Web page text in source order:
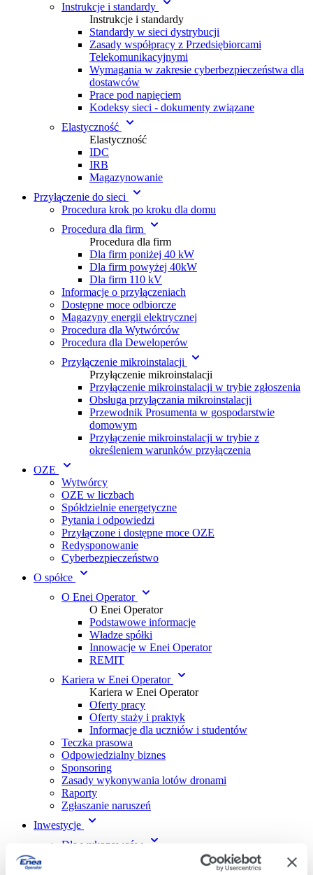
Instrukcje i standardy
Instrukcje i standardy
Standardy w sieci dystrybucji
Zasady współpracy z Przedsiębiorcami
Telekomunikacyjnymi
Wymagania w zakresie cyberbezpieczeństwa dla
dostawców
Prace pod napięciem
Kodeksy sieci - dokumenty związane
Elastyczność
Elastyczność
IDC
IRB
Magazynowanie
Przyłączenie do sieci
Procedura krok po kroku dla domu
Procedura dla firm
Procedura dla firm
Dla firm poniżej 40 kW
Dla firm powyżej 40kW
Dla firm 110 kV
Informacje o przyłączeniach
Dostępne moce odbiorcze
Magazyny energii elektrycznej
Procedura dla Wytwórc ów
Procedura dla Deweloperów
Przyłączenie mikroinstalacji
Przyłączenie mikroinstalacji
Przyłączenie mikroinstalacji w trybie zgłoszenia
Obsługa przyłączania mikroinstalacji
Przewodnik Prosumenta w gospodarstwie
domowym
Przyłączenie mikroinstalacji w trybie z
określeniem warunków przyłączenia
OZE
Wytwórcy
OZE w liczbach
Spółdzielnie energetyczne
Pytania i odpowiedzi
Przyłączone i dostępne moce OZE
Redysponowanie
Cyberbezpieczeństwo
O spółce
O Enei Operator
O Enei Operator
Podstawowe informacje
Władze spółki
Innowacje w Enei Operator
REMIT
Kariera w Enei Operator
Kariera w Enei Operator
Oferty pracy
Oferty staży i praktyk
Informacje dla uczniów i studentów
Teczka prasowa
Odpowiedzialny biznes
Sponsoring
Zasady wykonywania lotów dronami
Raporty
Zgłaszanie naruszeń
Inwestycje
Dla wykonawców
Wykaz Wykonawców Wykwalifikowanych